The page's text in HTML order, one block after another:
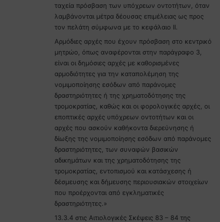
ταχεία πρόσβαση των υπόχρεων οντοτήτων, όταν
λαμβάνονται μέτρα δέουσας επιμέλειας ως προς
τον πελάτη σύμφωνα με το κεφάλαιο II.
Αρμόδιες αρχές που έχουν πρόσβαση στο κεντρικό
μητρώο, όπως αναφέρονται στην παράγραφο 3,
είναι οι δημόσιες αρχές με καθορισμένες
αρμοδιότητες για την καταπολέμηση της
νομιμοποίησης εσόδων από παράνομες
δραστηριότητες ή της χρηματοδότησης της
τρομοκρατίας, καθώς και οι φορολογικές αρχές, οι
εποπτικές αρχές υπόχρεων οντοτήτων και οι
αρχές που ασκούν καθήκοντα διερεύνησης ή
δίωξης της νομιμοποίησης εσόδων από παράνομες
δραστηριότητες, των συναφών βασικών
αδικημάτων και της χρηματοδότησης της
τρομοκρατίας, εντοπισμού και κατάσχεσης ή
δέσμευσης και δήμευσης περιουσιακών στοιχείων
που προέρχονται από εγκληματικές
δραστηριότητες.»
13.3.4 στις Αιτιολογικές Σκέψεις 83 – 84 της